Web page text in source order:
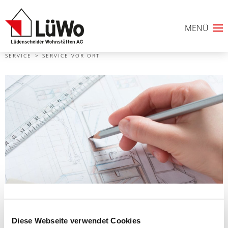
Diese Webseite verwendet Cookies
SERVICE SERVICE VOR ORT